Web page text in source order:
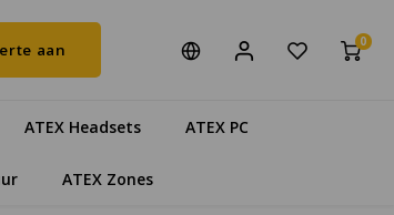
aan 0
ATEX Headsets ATEX PC
ATEX Zones